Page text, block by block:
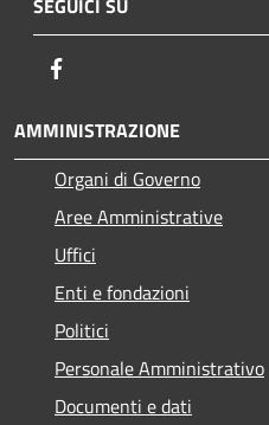
SEGUICI SU
AMMINISTRAZIONE
Organi di Governo
Aree Amministrative
Uffici
Enti e fondazioni
Politici
Personale Amministrativo
Documenti e dati